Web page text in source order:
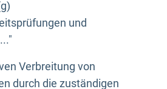
und
Verbreitung von
durch die zuständigen